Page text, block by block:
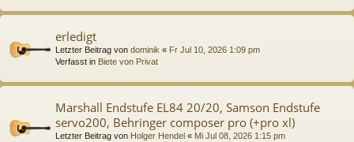
erledigt
Letzter Beitrag von dominik « Fr Jul 10, 2026 1:09 pm
Verfasst in Biete von Privat
Marshall Endstufe EL84 20/20, Samson Endstufe
servo200, Behringer composer pro (+pro xl)
Letzter Beitrag von Holger Hendel « Mi Jul 08, 2026 1:15 pm